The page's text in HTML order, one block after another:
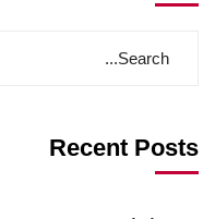
Recent Posts